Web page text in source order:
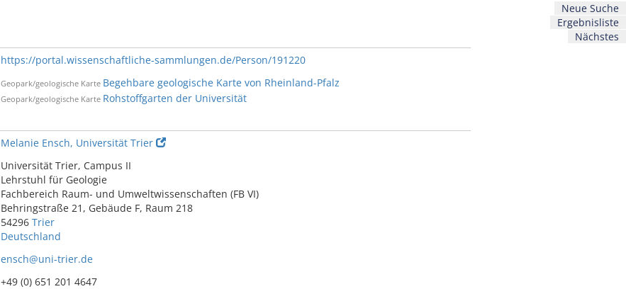
Neue Suche
Ergebnisliste
Nächstes
https://portal.wissenschaftliche-sammlungen.de/Person/191220
Geopark/geologische Karte Begehbare geologische Karte von Rheinland-Pfalz
Geopark/geologische Karte Rohstoffgarten der Universität
Melanie Ensch, Universität Trier
Universität Trier, Campus II
Lehrstuhl für Geologie
Fachbereich Raum- und Umweltwissenschaften (FB VI)
Behringstraße 21, Gebäude F, Raum 218
54296 Trier
Deutschland
ensch@uni-trier.de
+49 (0) 651 201 4647